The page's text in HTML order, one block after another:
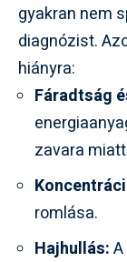
gyakran nem
diagnózist.
hiányra:
Fáradtság
zavara
romlása.
Hajhullás: